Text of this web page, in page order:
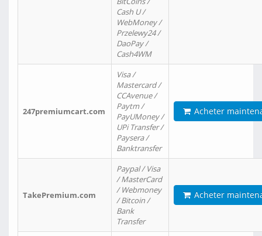
Cash U /
WebMoney /
Przelewy24 /
DaoPay /
Cash4WM
247premiumcart.com
Visa /
Mastercard /
CCAvenue /
Paytm /
PayUMoney /
UPi Transfer /
Paysera /
Banktransfer
Acheter
TakePremium.com
Paypal / Visa
/ MasterCard
/ Webmoney
/ Bitcoin /
Bank
Transfer
Acheter